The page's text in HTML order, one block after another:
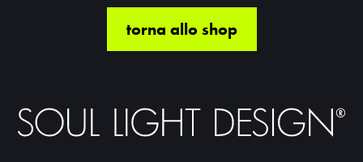
torna allo shop